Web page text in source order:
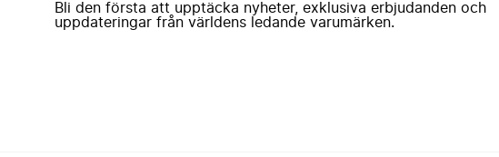
Bli den första att upptäcka nyheter, exklusiva erbjudanden och
uppdateringar från världens ledande varumärken.